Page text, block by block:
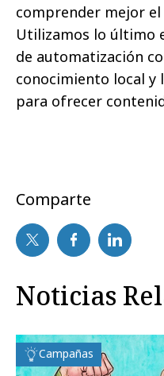
comprender mejor
Utilizamos lo último
de automatización
conocimiento local y
para ofrecer
Comparte
Noticias
Campañas